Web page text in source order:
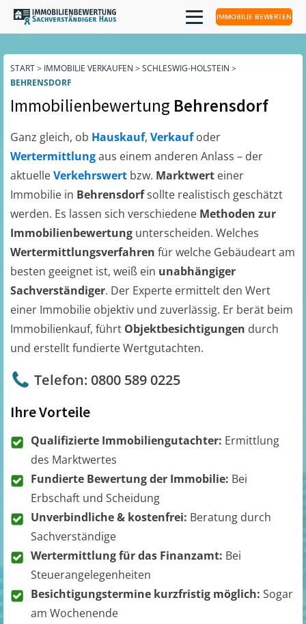
IMMOBILIE BEWERTEN
START> IMMOBILIE VERKAUFEN > SCHLESWIG-HOLSTEIN >
BEHRENSDORF
Immobilienbewertung Behrensdorf
Ganz gleich, ob Hauskauf, Verkaufoder
Wertermittlungaus einem anderen Anlass – der
aktuelleVerkehrswert bzw. Marktwert einer
Immobilie in Behrensdorfsollte realistisch geschätzt
werden. Es lassen sich verschiedene Methoden zur
Immobilienbewertung unterscheiden. Welches
Wertermittlungsverfahren für welche Gebäudeart am
besten geeignet ist, weiß ein unabhängiger
Sachverständiger. Der Experte ermittelt den Wert
einer Immobilie objektiv und zuverlässig. Er berät beim
Immobilienkauf, führt Objektbesichtigungen durch
und erstellt fundierte Wertgutachten.
Telefon: 0800 589 0225
Ihre Vorteile
Qualifizierte Immobiliengutachter: Ermittlung
des Marktwertes
Fundierte Bewertung der Immobilie: Bei
Erbschaft und Scheidung
Unverbindliche & kostenfrei: Beratung durch
Sachverständige
Wertermittlung für das Finanzamt: Bei
Steuerangelegenheiten
Besichtigungstermine kurzfristig möglich: Sogar
am Wochenende